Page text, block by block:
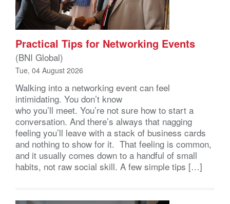
Practical Tips for Networking Events
(BNI Global)
Tue, 04 August 2026
Walking into a networking event can feel
intimidating. You don’t know
who you’ll meet. You’re not sure how to start a
conversation. And there’s always that nagging
feeling you’ll leave with a stack of business cards
and nothing to show for it. That feeling is common,
and it usually comes down to a handful of small
habits, not raw social skill. A few simple tips […]